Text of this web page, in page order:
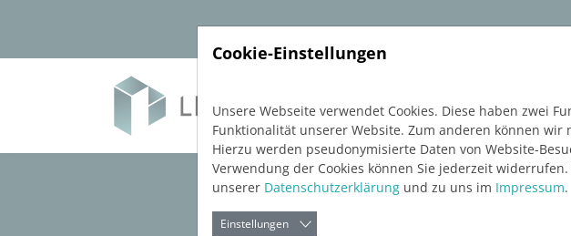
Software Services
LINEAR
Cookie-Einstellungen
Unsere Webseite verwendet Cookies. Diese haben zwei
Funktionalität unserer Website. Zum anderen können
Hierzu werden pseudonymisierte Daten von Website-
Verwendung der Cookies können Sie jederzeit
unserer Datenschutzerklärung und zu uns im Impressum.
Einstellungen